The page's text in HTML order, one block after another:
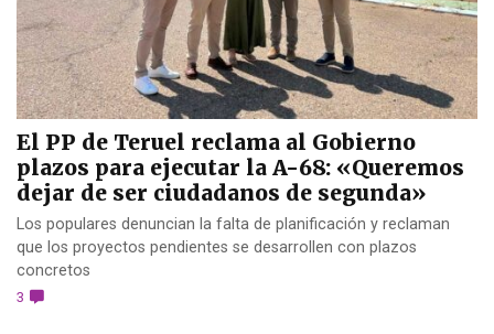
El PP de Teruel reclama al Gobierno
plazos para ejecutar la A-68: «Queremos
dejar de ser ciudadanos de segunda»
Los populares denuncian la falta de planificación y reclaman
que los proyectos pendientes se desarrollen con plazos
concretos
3